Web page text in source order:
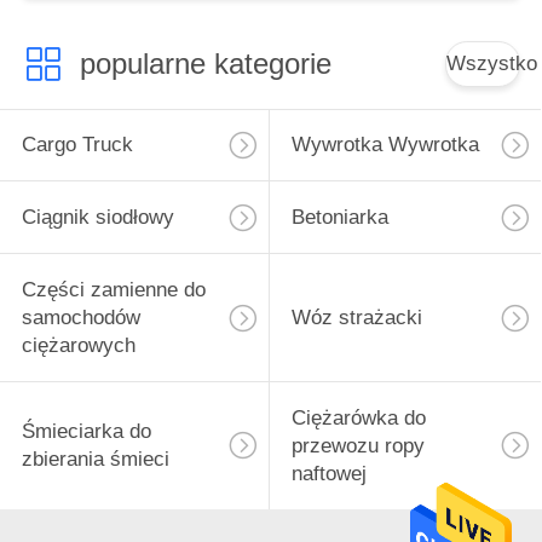
SUSOWAJĄCY
SUSOWAJĄCY
SUSOWAJĄCY
SUSOWAJĄCY
SUSOWAJĄCY
SUSOWAJĄCY
SUSOWAJĄCY
SUSOWAJĄCY
SUSOWAJĄCY
SUSOWAJĄCY
popularne kategorie Wszystko
Cargo Truck Wywrotka Wywrotka
Ciągnik siodłowy Betoniarka
Części zamienne do
samochodów
ciężarowych
Wóz strażacki
Śmieciarka do
zbierania śmieci
Ciężarówka do
przewozu ropy
naftowej